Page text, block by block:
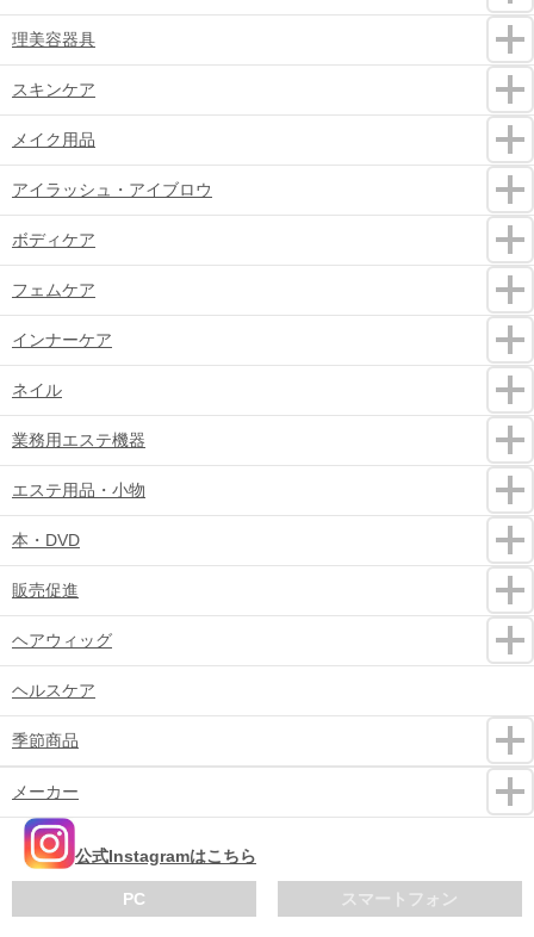
理美容器具
スキンケア
メイク用品
アイラッシュ・アイブロウ
ボディケア
フェムケア
インナーケア
ネイル
業務用エステ機器
エステ用品・小物
本・DVD
販売促進
ヘアウィッグ
ヘルスケア
季節商品
メーカー
公式Instagramはこちら
スマートフォン
PC